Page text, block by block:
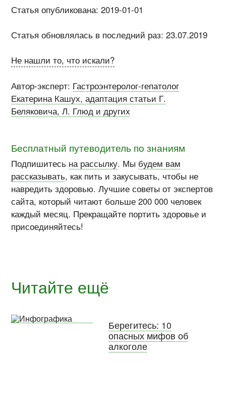
Статья опубликована: 2019-01-01
Статья обновлялась в последний раз: 23.07.2019
Не нашли то, что искали?
Автор-эксперт: Гастроэнтеролог-гепатолог
Екатерина Кашух, адаптация статьи Г.
Беляковича, Л. Глюд и других
Бесплатный путеводитель по знаниям
Подпишитесь на рассылку. Мы будем вам
рассказывать, как пить и закусывать, чтобы не
навредить здоровью. Лучшие советы от экспертов
сайта, который читают больше 200 000 человек
каждый месяц. Прекращайте портить здоровье и
присоединяйтесь!
Читайте ещё
Берегитесь: 10
опасных мифов об
алкоголе